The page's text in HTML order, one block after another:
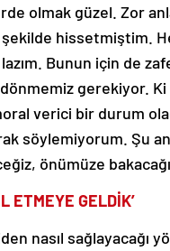
olmak güzel. Zor
hissetmiştim.
Bunun için de
gerekiyor.
verici bir durum
söylemiyorum. Şu
önümüze
ETMEYE GELDİK’
nasıl sağlayacağı